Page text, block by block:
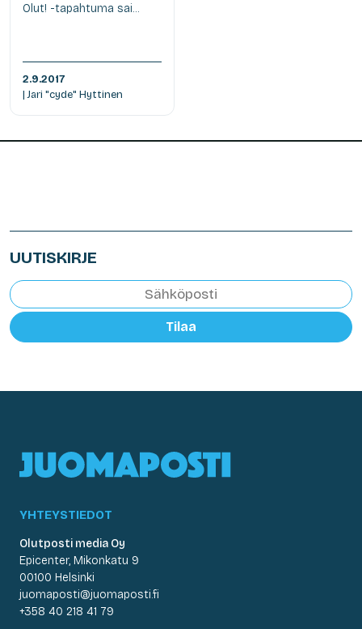
Olut! -tapahtuma sai...
2.9.2017
| Jari "cyde" Hyttinen
UUTISKIRJE
Tilaa
YHTEYSTIEDOT
Olutposti media Oy
Epicenter, Mikonkatu 9
00100 Helsinki
juomaposti@juomaposti.fi
+358 40 218 41 79